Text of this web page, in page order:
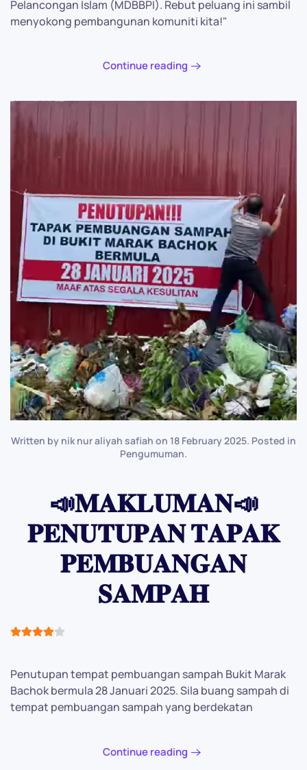
Pelancongan Islam (MDBBPI). Rebut peluang ini sambil
menyokong pembangunan komuniti kita!"
Continue reading
Written by nik nur aliyah safiah on 18 February 2025. Posted in
Pengumuman.
📣𝐌𝐀𝐊𝐋𝐔𝐌𝐀𝐍📣
𝐏𝐄𝐍𝐔𝐓𝐔𝐏𝐀𝐍 𝐓𝐀𝐏𝐀𝐊
𝐏𝐄𝐌𝐁𝐔𝐀𝐍𝐆𝐀𝐍
𝐒𝐀𝐌𝐏𝐀𝐇
User Rating:
Penutupan tempat pembuangan sampah Bukit Marak
Bachok bermula 28 Januari 2025. Sila buang sampah di
tempat pembuangan sampah yang berdekatan
Continue reading